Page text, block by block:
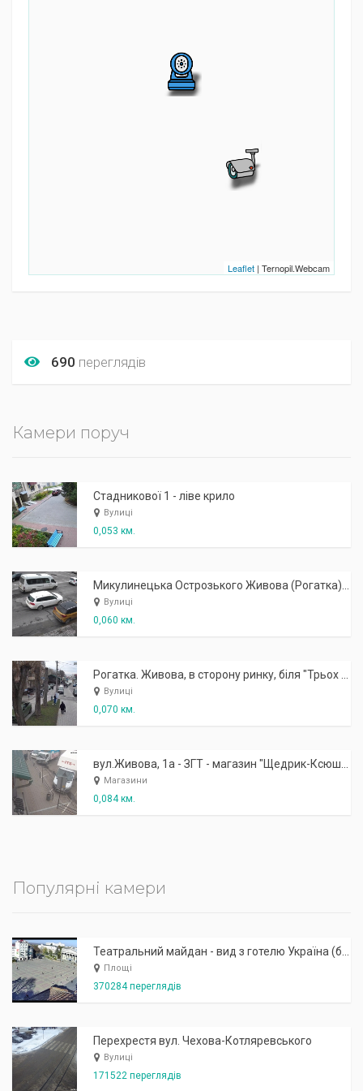
Leaflet | Ternopil.Webcam
690 переглядів
Камери поруч
Стадникової 1 - ліве крило
Вулиці
0,053 км.
Вулиці
0,060 км.
Вулиці
0,070 км.
Магазини
0,084 км.
Популярні камери
Площі
370284 переглядів
Перехрестя вул. Чехова-Котляревського
Вулиці
171522 переглядів